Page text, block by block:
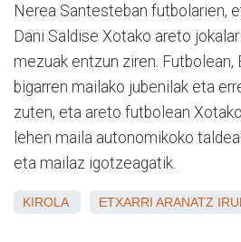
Nerea Santesteban futbolarien,
Dani Saldise Xotako areto
mezuak entzun ziren. Futbolean,
bigarren mailako jubenilak eta
zuten, eta areto futbolean
lehen maila autonomikoko
eta mailaz igotzeagatik.
KIROLA ETXARRI ARANATZ